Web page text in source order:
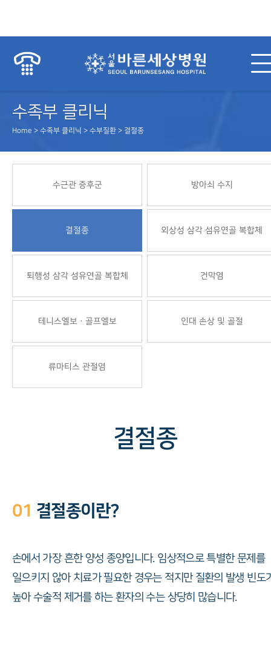
수족부 클리닉
Home > 수족부 클리닉 > 수부질환 > 결절종
수근관 증후군 방아쇠 수지
결절종 외상성 삼각 섬유연골 복합체
퇴행성 삼각 섬유연골 복합체 건막염
테니스엘보ㆍ골프엘보 인대 손상 및 골절
류마티스 관절염
결절종
01 결절종이란?
손에서 가장 흔한 양성 종양입니다. 임상적으로 특별한 문제를
일으키지 않아 치료가 필요한 경우는 적지만 질환의 발생 빈도
높아 수술적 제거를 하는 환자의 수는 상당히 많습니다.